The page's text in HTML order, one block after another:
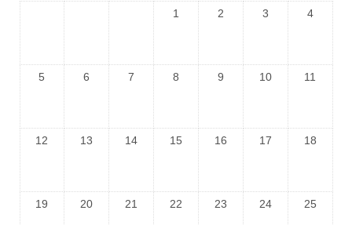
1
2 3 4
5 6 7 8 9 10 11
12 13 14 15 16 17 18
19 20 21 22 23 24 25